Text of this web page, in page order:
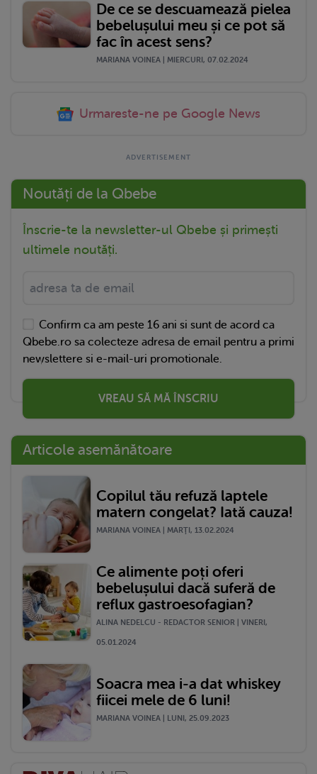
De ce se descuamează pielea
bebelușului meu și ce pot să
fac în acest sens?
MARIANA VOINEA | MIERCURI, 07.02.2024
Urmareste-ne pe Google News
Noutăți de la Qbebe
Înscrie-te la newsletter-ul Qbebe și primești
ultimele noutăți.
Confirm ca am peste 16 ani si sunt de acord ca
Qbebe.ro sa colecteze adresa de email pentru a primi
newslettere si e-mail-uri promotionale.
VREAU SĂ MĂ ÎNSCRIU
Articole asemănătoare
Copilul tău refuză laptele
matern congelat? Iată cauza!
MARIANA VOINEA | MARŢI, 13.02.2024
Ce alimente poți oferi
bebelușului dacă suferă de
reflux gastroesofagian?
ALINA NEDELCU - REDACTOR SENIOR | VINERI,
05.01.2024
Soacra mea i-a dat whiskey
fiicei mele de 6 luni!
MARIANA VOINEA | LUNI, 25.09.2023